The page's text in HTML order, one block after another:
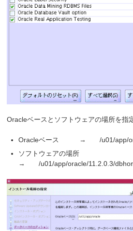
Oracleベースとソフトウェアの場所を指
Oracleベース → /u01/app/
ソフトウェアの場所
→ /u01/app/oracle/11.2.0.3/